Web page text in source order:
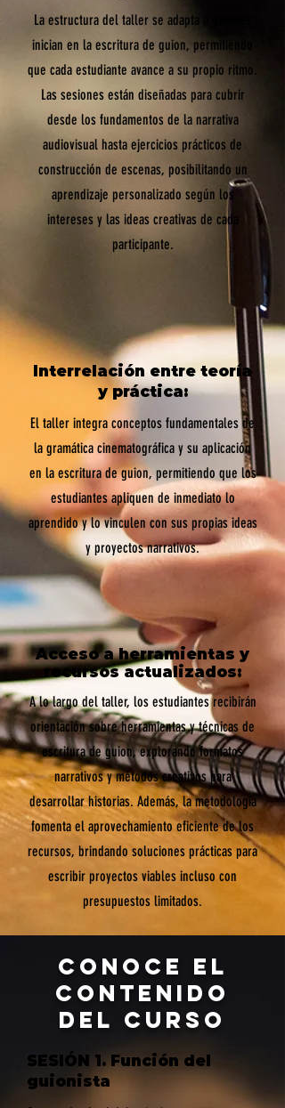
La estructura del taller se adapta a quienes
inician en la escritura de guion, permitiendo
que cada estudiante avance a su propio ritmo.
Las sesiones están diseñadas para cubrir
desde los fundamentos de la narrativa
audiovisual hasta ejercicios prácticos de
construcción de escenas, posibilitando un
aprendizaje personalizado según los
intereses y las ideas creativas de cada
participante.
Interrelación entre teoría
y práctica:
El taller integra conceptos fundamentales de
la gramática cinematográfica y su aplicación
en la escritura de guion, permitiendo que los
estudiantes apliquen de inmediato lo
aprendido y lo vinculen con sus propias ideas
y proyectos narrativos.
Acceso a herramientas y
recursos actualizados:
A lo largo del taller, los estudiantes recibirán
orientación sobre herramientas y técnicas de
escritura de guion, explorando formatos
narrativos y métodos creativos para
desarrollar historias. Además, la metodología
fomenta el aprovechamiento eficiente de los
recursos, brindando soluciones prácticas para
escribir proyectos viables incluso con
presupuestos limitados.
CONOCE EL
CONTENIDO
DEL CURSO
SESIÓN 1. Función del
guionista